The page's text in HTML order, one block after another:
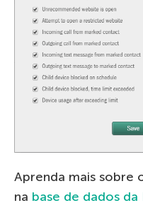
Aprenda mais sobre
na base de dados da